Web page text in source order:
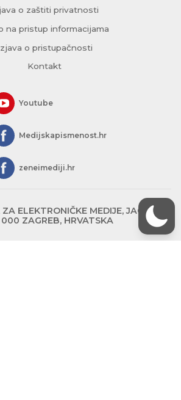
o zaštiti privatnosti
na pristup informacijama
o pristupačnosti
Kontakt
Youtube
Medijskapismenost.hr
zeneimediji.hr
ELEKTRONIČKE MEDIJE, JAGIĆEVA
000 ZAGREB, HRVATSKA